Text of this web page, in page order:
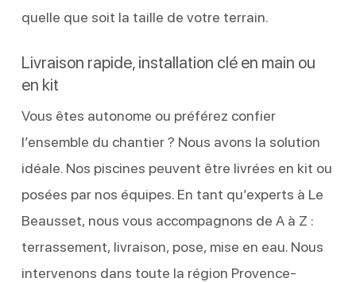
quelle que soit la taille de votre terrain.
Livraison rapide, installation clé en main ou
en kit
Vous êtes autonome ou préférez confier
l’ensemble du chantier ? Nous avons la solution
idéale. Nos piscines peuvent être livrées en kit ou
posées par nos équipes. En tant qu’experts à Le
Beausset, nous vous accompagnons de A à Z :
terrassement, livraison, pose, mise en eau. Nous
intervenons dans toute la région Provence-